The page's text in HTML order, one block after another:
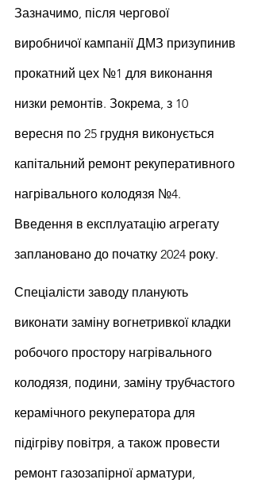
Зазначимо, після чергової
виробничої кампанії ДМЗ призупинив
прокатний цех №1 для виконання
низки ремонтів. Зокрема, з 10
вересня по 25 грудня виконується
капітальний ремонт рекуперативного
нагрівального колодязя №4.
Введення в експлуатацію агрегату
заплановано до початку 2024 року.
Спеціалісти заводу планують
виконати заміну вогнетривкої кладки
робочого простору нагрівального
колодязя, подини, заміну трубчастого
керамічного рекуператора для
підігріву повітря, а також провести
ремонт газозапірної арматури,